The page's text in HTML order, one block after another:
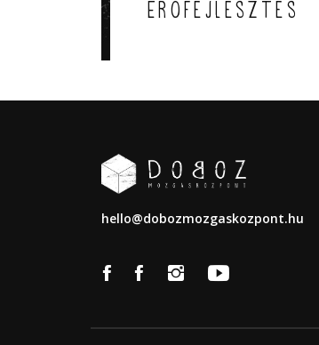
Erőfejlesztés
hello@dobozmozgaskozpont.hu